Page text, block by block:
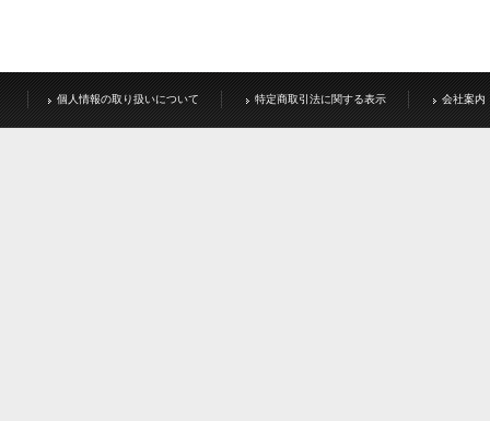
個人情報の取り扱いについて 特定商取引法に関する表示 会社案内